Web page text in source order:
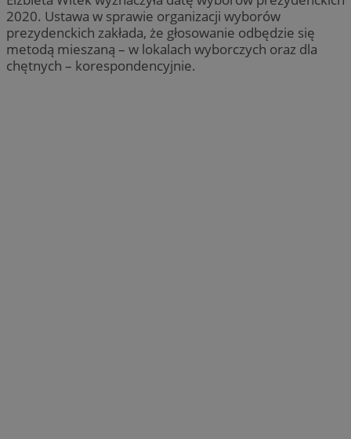
2020. Ustawa w sprawie organizacji wyborów
prezydenckich zakłada, że głosowanie odbędzie się
metodą mieszaną – w lokalach wyborczych oraz dla
chętnych – korespondencyjnie.